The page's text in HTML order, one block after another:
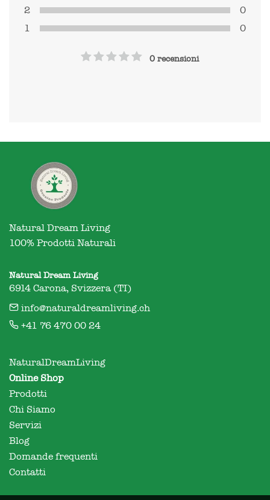
2
0
1
0
0 recensioni
Natural Dream Living
100% Prodotti Naturali
Natural Dream Living
6914 Carona, Svizzera (TI)
info@naturaldreamliving.ch
+41 76 470 00 24
NaturalDreamLiving
Online Shop
Prodotti
Chi Siamo
Servizi
Blog
Domande frequenti
Contatti